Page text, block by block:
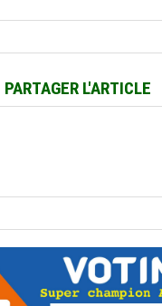
PARTAGER L'ARTICLE